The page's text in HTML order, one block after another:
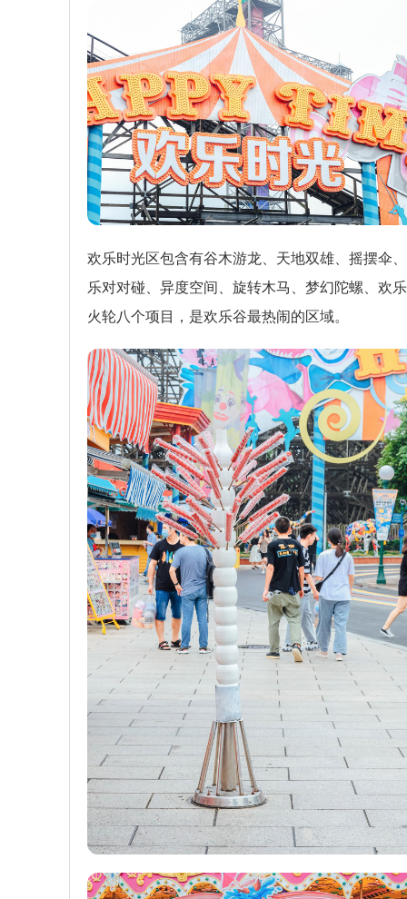
欢乐时光区包含有谷木游龙、天地双雄、摇摆伞
乐对对碰、异度空间、旋转木马、梦幻陀螺、欢
火轮八个项目，是欢乐谷最热闹的区域。